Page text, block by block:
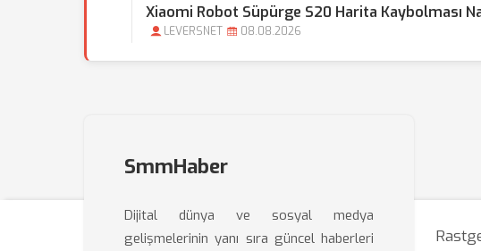
Xiaomi Robot Süpürge S20 Harita Kaybolması
LEVERSNET 08.08.2026
SmmHaber
Dijital dünya ve sosyal medya
gelişmelerinin yanı sıra güncel haberleri